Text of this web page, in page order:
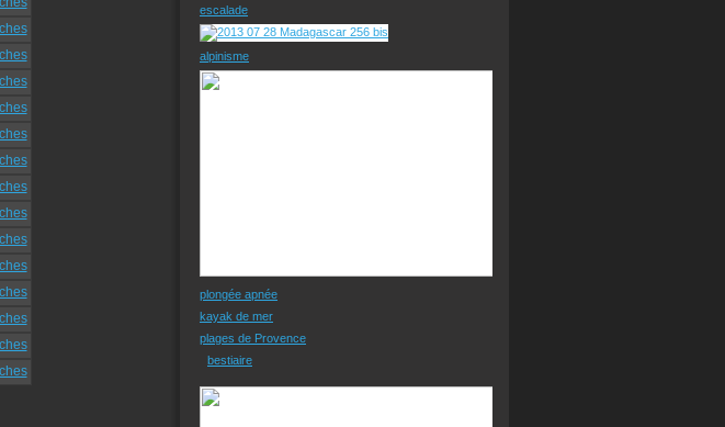
escalade
alpinisme
plongée apnée
kayak de mer
plages de Provence
bestiaire